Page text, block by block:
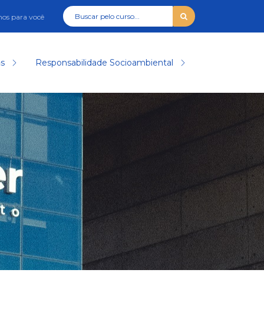
para você
Responsabilidade Socioambiental